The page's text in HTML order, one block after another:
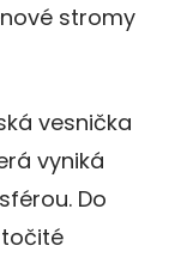
stromy
vesnička
vyniká
Do